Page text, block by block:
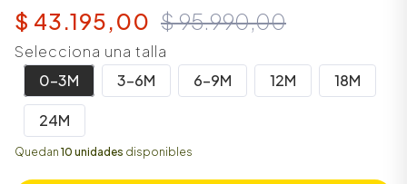
$ 43.195,00 $95.990,00
Selecciona una talla
0-3M
3-6M 6-9M 12M 18M
24M
Quedan 10 unidades disponibles